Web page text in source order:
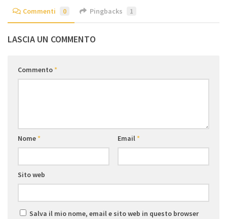
Commenti 0 Pingbacks 1
LASCIA UN COMMENTO
Commento*
Nome* Email*
Sito web
Salva il mio nome, email e sito web in questo browser